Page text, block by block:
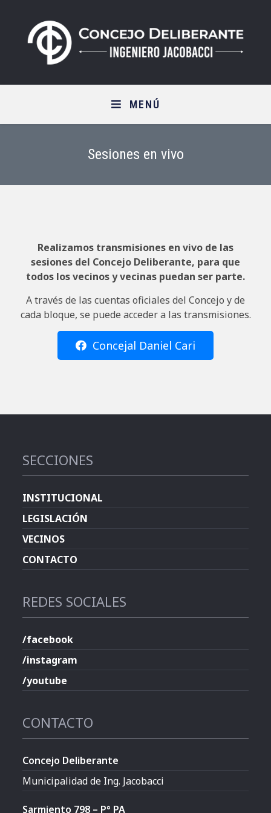
contenido
MENÚ
Sesiones en vivo
Realizamos transmisiones en vivo de las
sesiones del Concejo Deliberante, para que
todos los vecinos y vecinas puedan ser parte.
A través de las cuentas oficiales del Concejo y de
cada bloque, se puede acceder a las transmisiones.
Concejal Daniel Cari
SECCIONES
INSTITUCIONAL
LEGISLACIÓN
VECINOS
CONTACTO
REDES SOCIALES
/facebook
/instagram
/youtube
CONTACTO
Concejo Deliberante
Municipalidad de Ing. Jacobacci
Sarmiento 798 – P° PA